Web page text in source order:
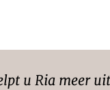
u Ria meer